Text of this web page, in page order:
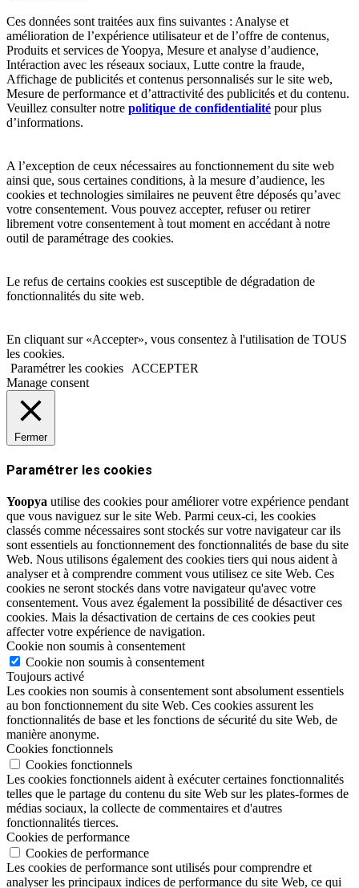
Ces données sont traitées aux fins suivantes : Analyse et
amélioration de l’expérience utilisateur et de l’offre de contenus,
Produits et services de Yoopya, Mesure et analyse d’audience,
Intéraction avec les réseaux sociaux, Lutte contre la fraude,
Affichage de publicités et contenus personnalisés sur le site web,
Mesure de performance et d’attractivité des publicités et du contenu.
Veuillez consulter notre politique de confidentialité pour plus
d’informations.
A l’exception de ceux nécessaires au fonctionnement du site web
ainsi que, sous certaines conditions, à la mesure d’audience, les
cookies et technologies similaires ne peuvent être déposés qu’avec
votre consentement. Vous pouvez accepter, refuser ou retirer
librement votre consentement à tout moment en accédant à notre
outil de paramétrage des cookies.
Le refus de certains cookies est susceptible de dégradation de
fonctionnalités du site web.
En cliquant sur «Accepter», vous consentez à l'utilisation de TOUS
les cookies.
Paramétrer les cookies
ACCEPTER
Manage consent
Fermer
Paramétrer les cookies
Yoopya utilise des cookies pour améliorer votre expérience pendant
que vous naviguez sur le site Web. Parmi ceux-ci, les cookies
classés comme nécessaires sont stockés sur votre navigateur car ils
sont essentiels au fonctionnement des fonctionnalités de base du site
Web. Nous utilisons également des cookies tiers qui nous aident à
analyser et à comprendre comment vous utilisez ce site Web. Ces
cookies ne seront stockés dans votre navigateur qu'avec votre
consentement. Vous avez également la possibilité de désactiver ces
cookies. Mais la désactivation de certains de ces cookies peut
affecter votre expérience de navigation.
Cookie non soumis à consentement
Cookie non soumis à consentement
Toujours activé
Les cookies non soumis à consentement sont absolument essentiels
au bon fonctionnement du site Web. Ces cookies assurent les
fonctionnalités de base et les fonctions de sécurité du site Web, de
manière anonyme.
Cookies fonctionnels
Cookies fonctionnels
Les cookies fonctionnels aident à exécuter certaines fonctionnalités
telles que le partage du contenu du site Web sur les plates-formes de
médias sociaux, la collecte de commentaires et d'autres
fonctionnalités tierces.
Cookies de performance
Cookies de performance
Les cookies de performance sont utilisés pour comprendre et
analyser les principaux indices de performance du site Web, ce qui